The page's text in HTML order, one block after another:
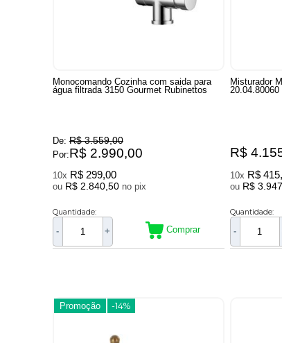
Monocomando Cozinha com saida para
água filtrada 3150 Gourmet Rubinettos
De: R$ 3.559,00
Por:R$ 2.990,00
10x R$ 299,00
ou R$ 2.840,50 no pix
Quantidade:
- + Comprar
Misturador
R$
10x R$
ou R$
Quantidade:
-
Promoção -14%